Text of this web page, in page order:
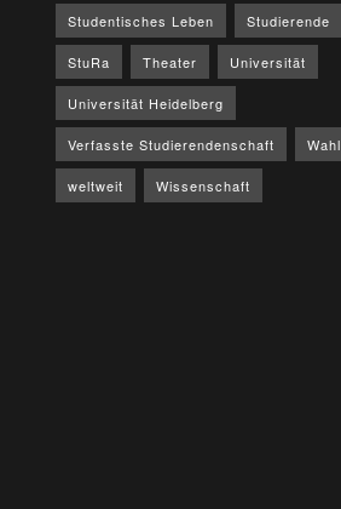
Studentisches Leben Studierende
StuRa Theater Universität
Universität Heidelberg
Verfasste Studierendenschaft Wahl
weltweit Wissenschaft